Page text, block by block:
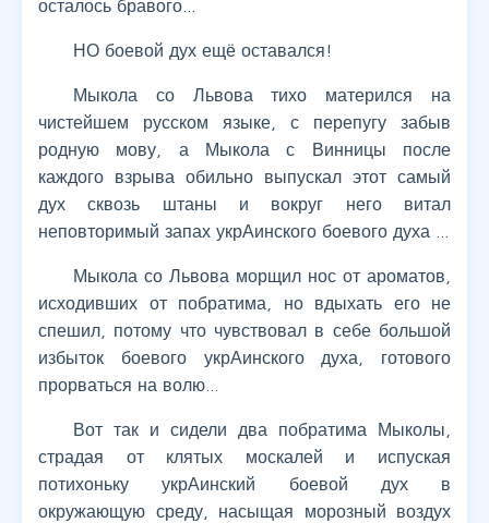
осталось бравого…
НО боевой дух ещё оставался!
Мыкола со Львова тихо матерился на
чистейшем русском языке, с перепугу забыв
родную мову, а Мыкола с Винницы после
каждого взрыва обильно выпускал этот самый
дух сквозь штаны и вокруг него витал
неповторимый запах укрАинского боевого духа …
Мыкола со Львова морщил нос от ароматов,
исходивших от побратима, но вдыхать его не
спешил, потому что чувствовал в себе большой
избыток боевого укрАинского духа, готового
прорваться на волю…
Вот так и сидели два побратима Мыколы,
страдая от клятых москалей и испуская
потихоньку укрАинский боевой дух в
окружающую среду, насыщая морозный воздух